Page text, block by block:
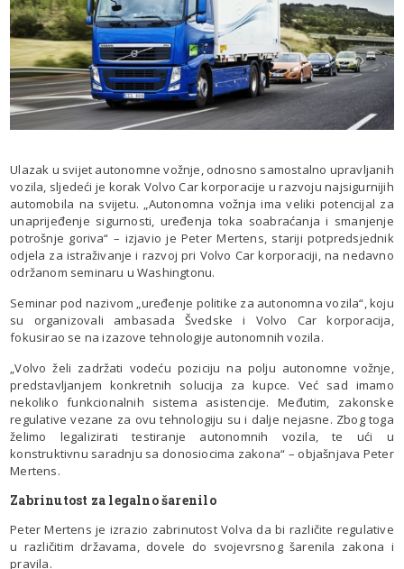
Ulazak u svijet autonomne vožnje, odnosno samostalno upravljanih
vozila, sljedeći je korak Volvo Car korporacije u razvoju najsigurnijih
automobila na svijetu. „Autonomna vožnja ima veliki potencijal za
unaprijeđenje sigurnosti, uređenja toka soabraćanja i smanjenje
potrošnje goriva“ – izjavio je Peter Mertens, stariji potpredsjednik
odjela za istraživanje i razvoj pri Volvo Car korporaciji, na nedavno
održanom seminaru u Washingtonu.
Seminar pod nazivom „uređenje politike za autonomna vozila“, koju
su organizovali ambasada Švedske i Volvo Car korporacija,
fokusirao se na izazove tehnologije autonomnih vozila.
„Volvo želi zadržati vodeću poziciju na polju autonomne vožnje,
predstavljanjem konkretnih solucija za kupce. Već sad imamo
nekoliko funkcionalnih sistema asistencije. Međutim, zakonske
regulative vezane za ovu tehnologiju su i dalje nejasne. Zbog toga
želimo legalizirati testiranje autonomnih vozila, te ući u
konstruktivnu saradnju sa donosiocima zakona“ – objašnjava Peter
Mertens.
Zabrinutost za legalno šarenilo
Peter Mertens je izrazio zabrinutost Volva da bi različite regulative
u različitim državama, dovele do svojevrsnog šarenila zakona i
pravila.